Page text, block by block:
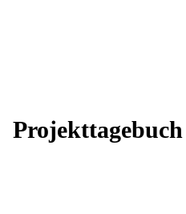
Projekttagebuch